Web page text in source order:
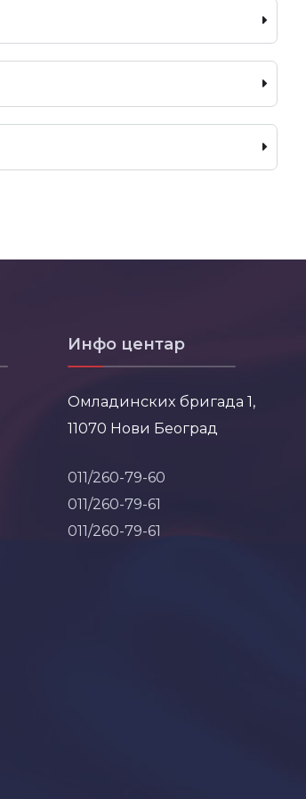
Инфо центар
Омладинских бригада 1,
11070 Нови Београд
011/260-79-60
011/260-79-61
011/260-79-61